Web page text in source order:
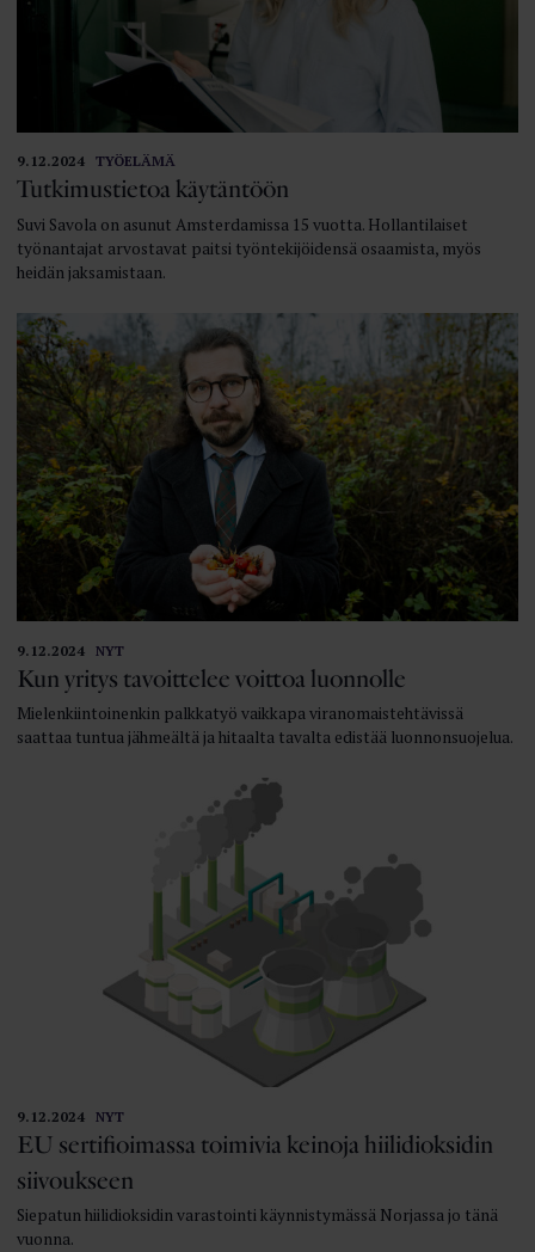
9.12.2024 TYÖELÄMÄ
Tutkimus­tietoa käytäntöön
Suvi Savola on asunut Amsterdamissa 15 vuotta. Hollantilaiset
työnantajat arvostavat paitsi työntekijöidensä osaamista, myös
heidän jaksamistaan.
9.12.2024 NYT
Kun yritys tavoittelee voittoa luonnolle
Mielenkiintoinenkin palkkatyö vaikkapa viranomaistehtävissä
saattaa tuntua jähmeältä ja hitaalta tavalta edistää luonnonsuojelua.
9.12.2024 NYT
EU sertifioimassa toimivia keinoja hiilidioksidin
siivoukseen
Siepatun hiilidioksidin varastointi käynnistymässä Norjassa jo tänä
vuonna.